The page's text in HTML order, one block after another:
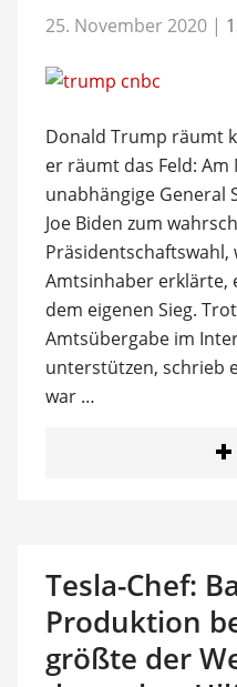
25. November 2020 |
Donald Trump räumt
er räumt das Feld:
unabhängige General
Joe Biden zum
Amtsinhaber erklärte,
dem eigenen Sieg.
Amtsübergabe im
unterstützen, schrieb
war …
Tesla-Chef:
Produktion
größte der